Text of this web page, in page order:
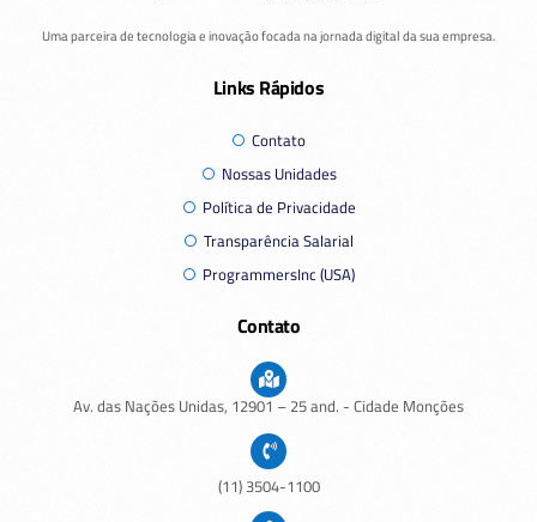
Uma parceira de tecnologia e inovação focada na jornada digital da sua empresa.
Links Rápidos
Contato
Nossas Unidades
Política de Privacidade
Transparência Salarial
ProgrammersInc (USA)
Contato
Av. das Nações Unidas, 12901– 25 and. - Cidade Monções
(11) 3504-1100